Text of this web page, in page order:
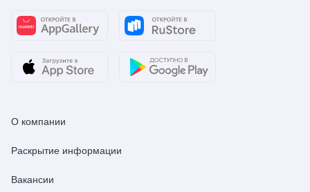
О компании
Раскрытие информации
Вакансии